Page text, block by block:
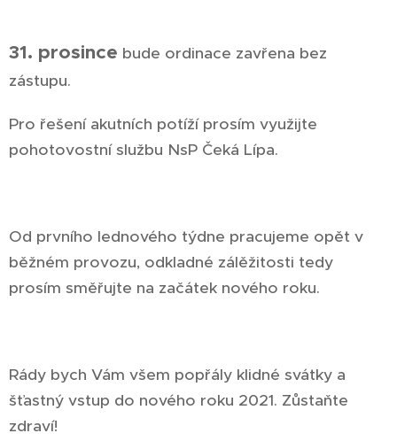
31. prosince bude ordinace zavřena bez
zástupu.
Pro řešení akutních potíží prosím využijte
pohotovostní službu NsP Čeká Lípa.
Od prvního lednového týdne pracujeme opět v
běžném provozu, odkladné zálěžitosti tedy
prosím směřujte na začátek nového roku.
Rády bych Vám všem popřály klidné svátky a
šťastný vstup do nového roku 2021. Zůstaňte
zdraví!